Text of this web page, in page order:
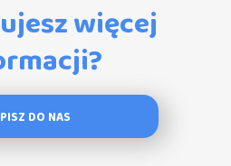
więcej
DO NAS